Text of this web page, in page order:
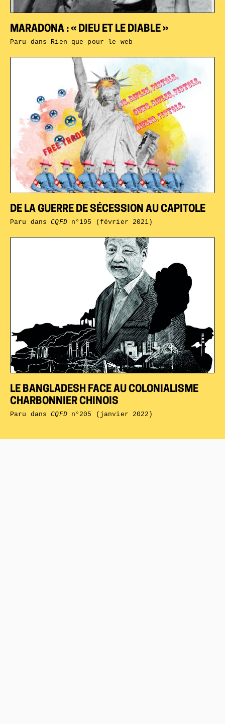
LE BANGLADESH FACE AU COLONIALISME
CHARBONNIER CHINOIS
Paru dansCQFDn°205 (janvier 2022)
DE LA GUERRE DE SÉCESSION AU CAPITOLE
Paru dansCQFDn°195 (février 2021)
MARADONA : « DIEU ET LE DIABLE »
Paru dans Rien que pour le web